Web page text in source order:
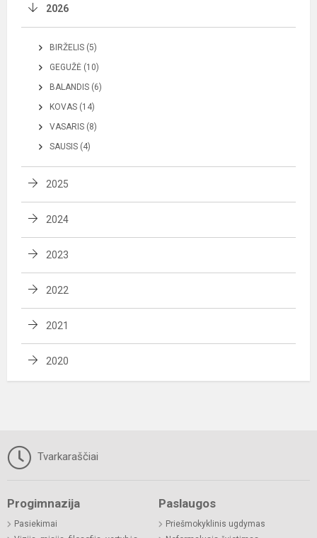
2026
BIRŽELIS (5)
GEGUŽĖ (10)
BALANDIS (6)
KOVAS (14)
VASARIS (8)
SAUSIS (4)
2025
2024
2023
2022
2021
2020
Tvarkaraščiai
Progimnazija
Pasiekimai
Paslaugos
Priešmokyklinis ugdymas